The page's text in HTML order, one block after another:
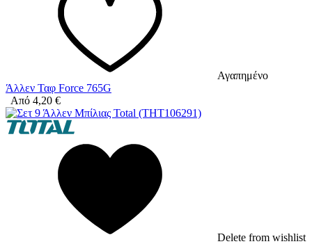
Αγαπημένο
Άλλεν Ταφ Force 765G
Από 4,20 €
Delete from wishlist